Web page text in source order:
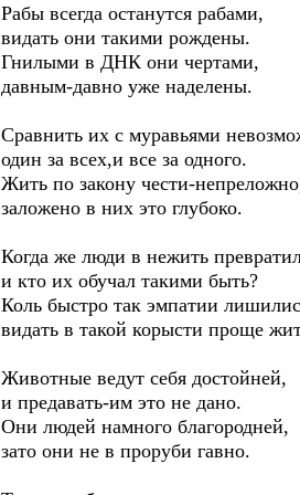
Рабы всегда останутся рабами,
видать они такими рождены.
Гнилыми в ДНК они чертами,
давным-давно уже наделены.
Сравнить их с муравьями
один за всех,и все за одного.
Жить по закону чести-
заложено в них это глубоко.
Когда же люди в нежить
и кто их обучал такими быть?
Коль быстро так эмпатии
видать в такой корысти проще
Животные ведут себя достойней,
и предавать-им это не дано.
Они людей намного благородней,
зато они не в проруби гавно.